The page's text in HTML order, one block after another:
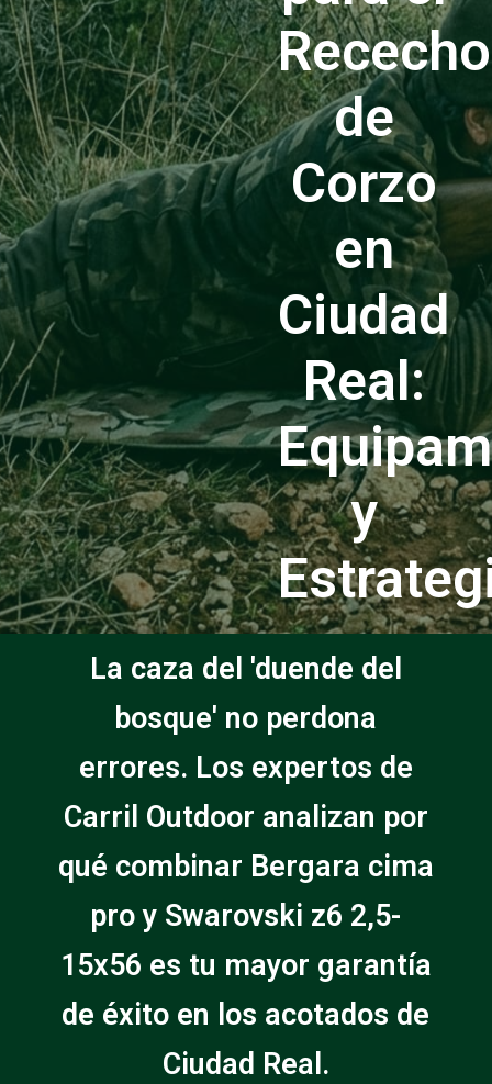
Rececho
de
Corzo
en
Ciudad
Real:
y
La caza del 'duende del
bosque' no perdona
errores. Los expertos de
Carril Outdoor analizan por
qué combinar Bergara cima
pro y Swarovski z6 2,5-
15x56 es tu mayor garantía
de éxito en los acotados de
Ciudad Real.